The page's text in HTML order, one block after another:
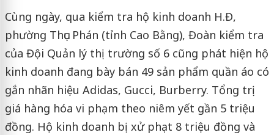
Cùng ngày, qua kiểm tra hộ kinh doanh H.Đ,
phường Thục Phán (tỉnh Cao Bằng), Đoàn kiểm tra
của Đội Quản lý thị trường số 6 cũng phát hiện hộ
kinh doanh đang bày bán 49 sản phẩm quần áo có
gắn nhãn hiệu Adidas, Gucci, Burberry. Tổng trị
giá hàng hóa vi phạm theo niêm yết gần 5 triệu
đồng. Hộ kinh doanh bị xử phạt 8 triệu đồng và